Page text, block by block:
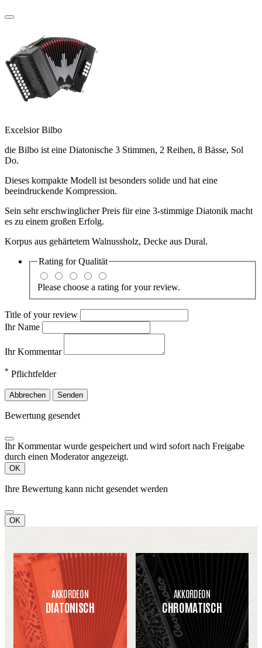
Excelsior Bilbo
die Bilbo ist eine Diatonische 3 Stimmen, 2 Reihen, 8 Bässe, Sol
Do.
Dieses kompakte Modell ist besonders solide und hat eine
beeindruckende Kompression.
Sein sehr erschwinglicher Preis für eine 3-stimmige Diatonik macht
es zu einem großen Erfolg.
Korpus aus gehärtetem Walnussholz, Decke aus Dural.
Rating forQualität
Please choose a rating for your review.
Title of your review
Ihr Name
Ihr Kommentar
* Pflichtfelder
Abbrechen Senden
Bewertung gesendet
Ihr Kommentar wurde gespeichert und wird sofort nach Freigabe
durch einen Moderator angezeigt.
OK
Ihre Bewertung kann nicht gesendet werden
OK
AKKORDEON
DIATONISCH
AKKORDEON
CHROMATISCH